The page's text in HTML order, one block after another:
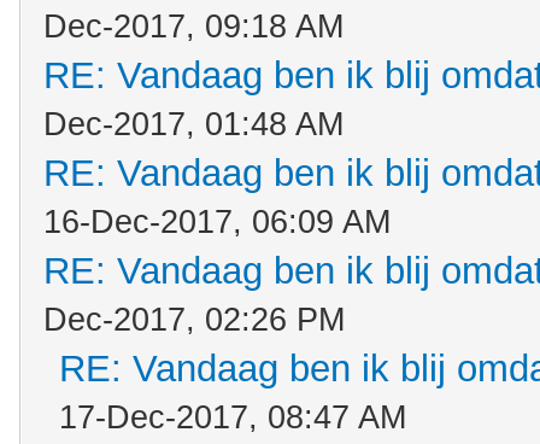
Dec-2017, 09:18 AM
RE: Vandaag ben ik blij
Dec-2017, 01:48 AM
RE: Vandaag ben ik blij
16-Dec-2017, 06:09 AM
RE: Vandaag ben ik blij
Dec-2017, 02:26 PM
RE: Vandaag ben ik blij
17-Dec-2017, 08:47 AM